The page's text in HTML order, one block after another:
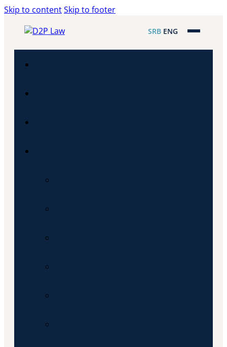
Skip to contentSkip to footer
SRB ENG